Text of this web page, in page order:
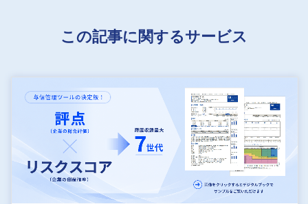
この記事に関するサービス